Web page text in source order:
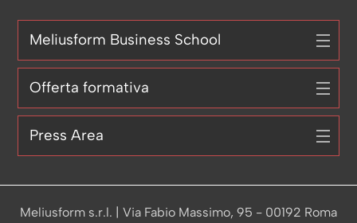
Meliusform Business School
Offerta formativa
Press Area
Meliusform s.r.l. | Via Fabio Massimo, 95 - 00192 Roma